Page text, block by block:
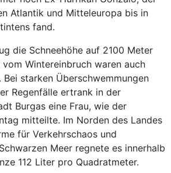
Atlantik und Mitteleuropa bis in
fand.
die Schneehöhe auf 2100 Meter
Wintereinbruch waren auch
Bei starken Überschwemmungen
Regenfälle ertrank in der
Burgas eine Frau, wie der
mitteilte. Im Norden des Landes
für Verkehrschaos und
Meer regnete es innerhalb
112 Liter pro Quadratmeter.